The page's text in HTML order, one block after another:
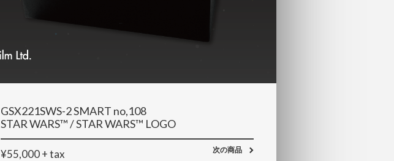
GSX221SWS-2 SMART no,108
STAR WARS™ / STAR WARS™ LOGO
次の商品
¥55,000 + tax